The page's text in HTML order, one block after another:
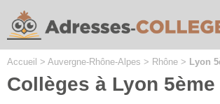
Accueil > Auvergne-Rhône-Alpes > Rhône > Lyon
Collèges à Lyon 5ème